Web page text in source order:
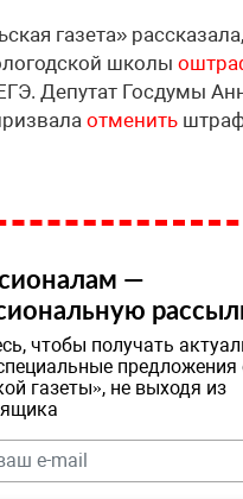
газета»
школы
Депутат Госдумы
отменить
—
чтобы получать
предложения
газеты», не выходя из